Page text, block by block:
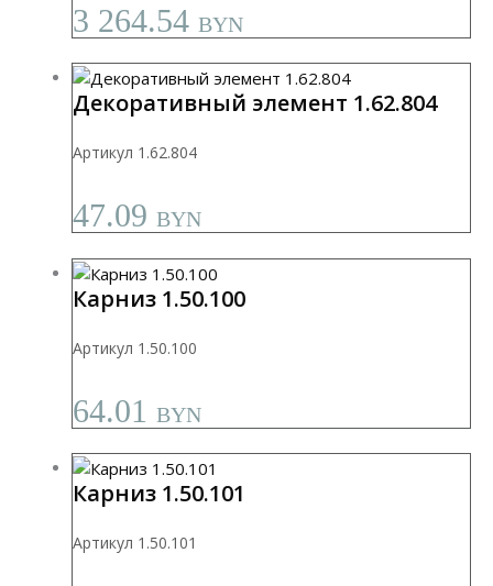
3 264.54 BYN
Декоративный элемент 1.62.804
Артикул 1.62.804
47.09 BYN
Карниз 1.50.100
Артикул 1.50.100
64.01 BYN
Карниз 1.50.101
Артикул 1.50.101